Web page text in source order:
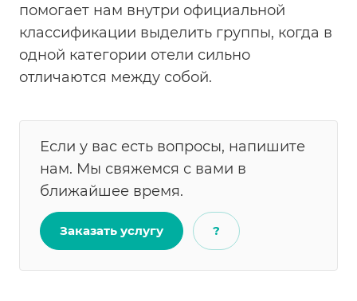
помогает нам внутри официальной
классификации выделить группы, когда в
одной категории отели сильно
отличаются между собой.
Если у вас есть вопросы, напишите
нам. Мы свяжемся с вами в
ближайшее время.
Заказать услугу ?